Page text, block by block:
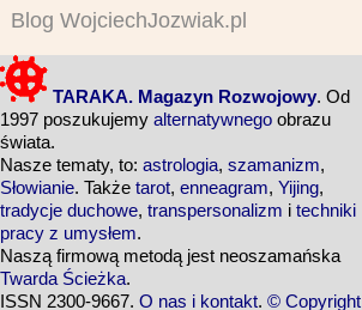
Blog WojciechJozwiak.pl
TARAKA. Magazyn Rozwojowy. Od
1997 poszukujemy alternatywnego obrazu
świata.
Nasze tematy, to: astrologia, szamanizm,
Słowianie. Także tarot, enneagram, Yijing,
tradycje duchowe, transpersonalizm i techniki
pracy z umysłem.
Naszą firmową metodą jest neoszamańska
Twarda Ścieżka.
ISSN 2300-9667. O nas i kontakt. © Copyright